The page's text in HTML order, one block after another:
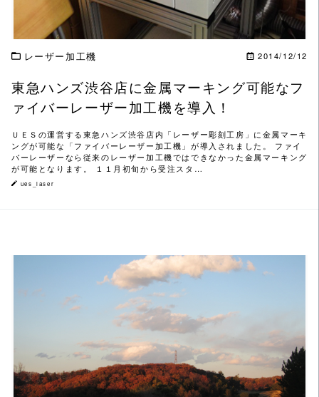
レーザー加工機 2014/12/12
東急ハンズ渋谷店に金属マーキング可能なフ
ァイバーレーザー加工機を導入！
ＵＥＳの運営する東急ハンズ渋谷店内「レーザー彫刻工房」に金属マーキ
ングが可能な「ファイバーレーザー加工機」が導入されました。 ファイ
バーレーザーなら従来のレーザー加工機ではできなかった金属マーキング
が可能となります。 １１月初旬から受注スタ…
ues_laser
この記事を読む